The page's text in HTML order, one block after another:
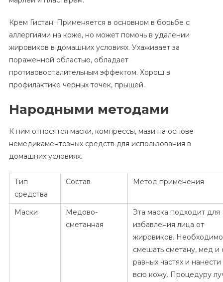
Крем Гистан. Применяется в основном в борьбе с
аллергиями на коже, но может помочь в удалении
жировиков в домашних условиях. Ухаживает за
пораженной областью, обладает
противовоспалительным эффектом. Хорош в
профилактике черных точек, прыщей.
Народными методами
К ним относятся маски, компрессы, мази на основе
немедикаментозных средств для использования в
домашних условиях.
Тип
средства
Состав Метод применения
Маски
Медово-
сметанная
Эта маска подходит для
избавления лица от
жировиков. Необходимо
смешать сметану, мед и
равных частях и нанести
всю кожу. Процедуру